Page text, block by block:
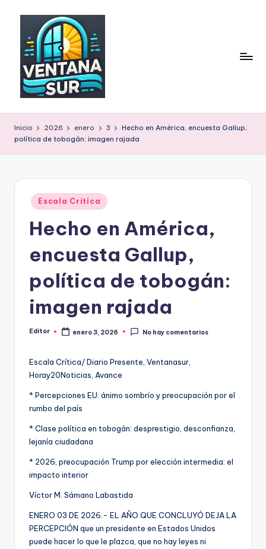
Inicio 2026 enero 3
Hecho en América, encuesta Gallup,
política de tobogán: imagen rajada
Publicado
en
Escala Crítica
Hecho en América,
encuesta Gallup,
política de tobogán:
imagen rajada
Publicado
Editor enero 3, 2026 No hay comentarios
Escala Crítica/ Diario Presente, Ventanasur,
Horay20Noticias, Avance
* Percepciones EU: ánimo sombrío y preocupación por el
rumbo del país
* Clase política en tobogán: desprestigio, desconfianza,
lejanía ciudadana
* 2026, preocupación Trump por elección intermedia: el
impacto interior
Víctor M. Sámano Labastida
ENERO 03 DE 2026.- EL AÑO QUE CONCLUYÓ DEJA LA
PERCEPCIÓN que un presidente en Estados Unidos
puede hacer lo que le plazca, que no hay leyes ni